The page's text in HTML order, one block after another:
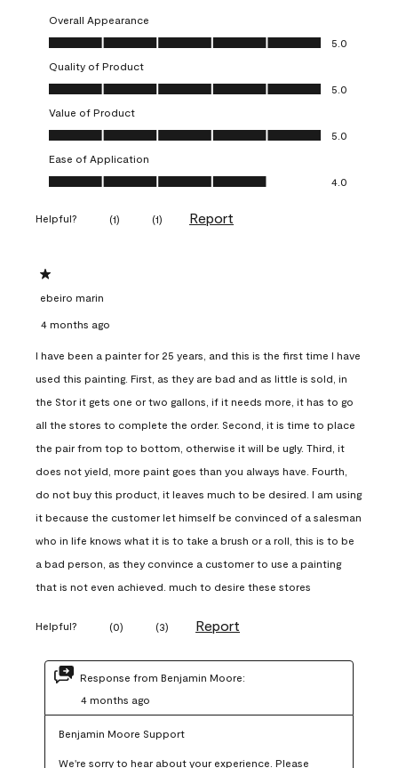
Overall Appearance
Overall Appearance, 5.0 out of 5
5.0
Quality of Product
Quality of Product, 5.0 out of 5
5.0
Value of Product
Value of Product, 5.0 out of 5
5.0
Ease of Application
Ease of Application, 4.0 out of 5
4.0
Helpful? (1) (1) Report
1 out of 5 stars.
ebeiro marin
4 months ago
I have been a painter for 25 years, and this is the first time I have
used this painting. First, as they are bad and as little is sold, in
the Stor it gets one or two gallons, if it needs more, it has to go
all the stores to complete the order. Second, it is time to place
the pair from top to bottom, otherwise it will be ugly. Third, it
does not yield, more paint goes than you always have. Fourth,
do not buy this product, it leaves much to be desired. I am using
it because the customer let himself be convinced of a salesman
who in life knows what it is to take a brush or a roll, this is to be
a bad person, as they convince a customer to use a painting
that is not even achieved. much to desire these stores
Helpful? (0) (3) Report
Response from Benjamin Moore:
4 months ago
Benjamin Moore Support
We're sorry to hear about your experience. Please